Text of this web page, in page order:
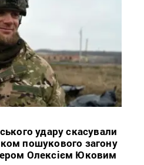
удару скасували
пошукового загону
Олексієм Юковим